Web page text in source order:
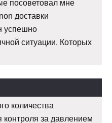
посоветовал мне
доставки
успешно
ситуации. Которых
количества
за давлением